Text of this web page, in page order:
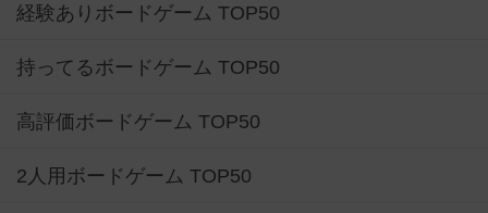
経験ありボードゲーム TOP50
持ってるボードゲーム TOP50
高評価ボードゲーム TOP50
2人用ボードゲーム TOP50